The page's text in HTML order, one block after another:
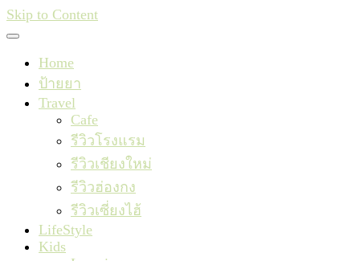
Skip to Content
Home
ป้ายยา
Travel
Cafe
รีวิวโรงแรม
รีวิวเชียงใหม่
รีวิวฮ่องกง
รีวิวเซี่ยงไฮ้
LifeStyle
Kids